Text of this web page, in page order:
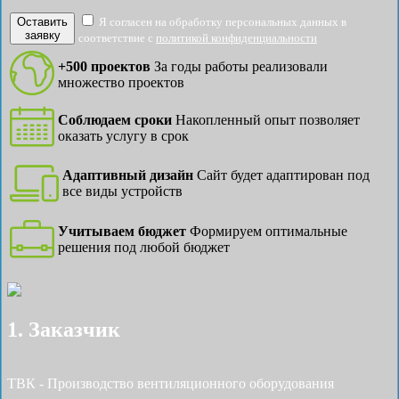
Оставить
заявку
Я согласен на обработку персональных данных в
соответствие с политикой конфиденциальности
+500 проектов За годы работы реализовали
множество проектов
Соблюдаем сроки Накопленный опыт позволяет
оказать услугу в срок
Адаптивный дизайн Сайт будет адаптирован под
все виды устройств
Учитываем бюджет Формируем оптимальные
решения под любой бюджет
1. Заказчик
ТВК - Производство вентиляционного оборудования